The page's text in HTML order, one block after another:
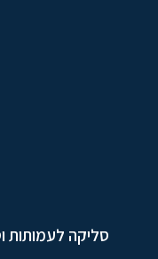
סליקה לעמותות